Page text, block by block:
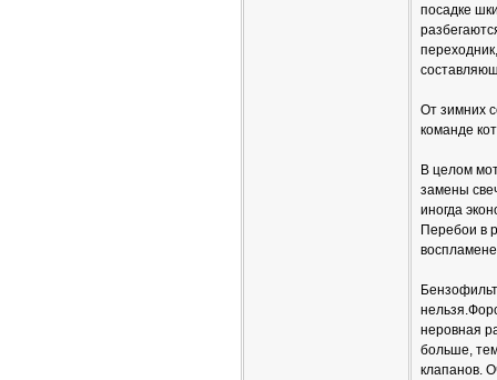
посадке
От зимних
команде
В целом
замены
иногда
Перебои в
неровная
больше,
клапанов.